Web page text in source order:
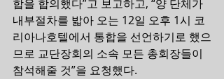
합을 합의했다”고 보고하고, “양 단체가
내부절차를 밟아 오는 12일 오후 1시 코
리아나호텔에서 통합을 선언하기로 했으
므로 교단장회의 소속 모든 총회장들이
참석해줄 것”을 요청했다.